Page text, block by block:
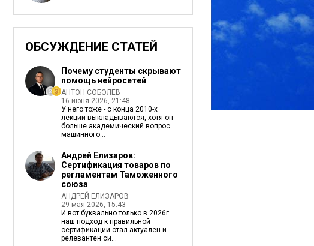
ОБСУЖДЕНИЕ СТАТЕЙ
Почему студенты скрывают
помощь нейросетей
АНТОН СОБОЛЕВ
16 июня 2026, 21:48
У него тоже - c конца 2010-х
лекции выкладываются, хотя он
больше академический вопрос
машинного...
Андрей Елизаров:
Сертификация товаров по
регламентам Таможенного
союза
АНДРЕЙ ЕЛИЗАРОВ
29 мая 2026, 15:43
И вот буквально только в 2026г
наш подход к правильной
сертификации стал актуален и
релевантен си...